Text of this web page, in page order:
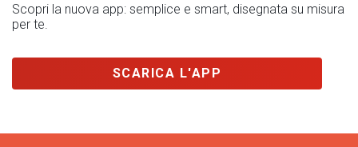
Scopri la nuova app: semplice e smart, disegnata su misura
per te.
SCARICA L'APP